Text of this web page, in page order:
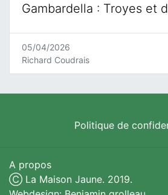
Gambardella : Troyes et
05/04/2026
Richard Coudrais
Politique de
A propos
Ⓒ La Maison Jaune. 2019.